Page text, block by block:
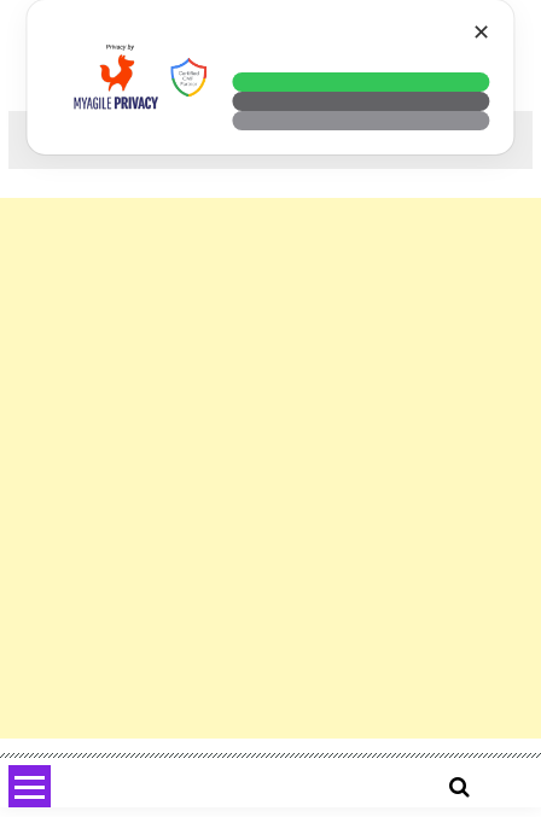
科技. 生活. 攝影.
✕